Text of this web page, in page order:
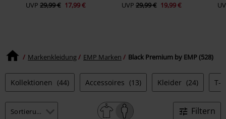
UVP 29,99 € 17,99 € UVP 29,99 € 19,99 €
Markenkleidung EMP Marken Black Premium by EMP (528)
Kollektionen (44) Accessoires (13) Kleider (24) T-
Filtern